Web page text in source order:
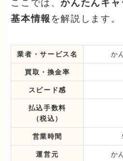
ここでは、かんたんキャ
基本情報 を解説します。
業者・サービス名 か
買取・換金率
スピード感
払込手数料
（税込）
営業時間
運営元 か